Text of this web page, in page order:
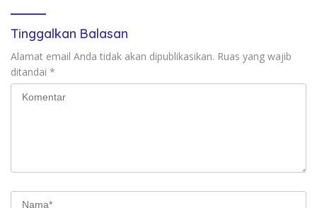
Tinggalkan Balasan
Alamat email Anda tidak akan dipublikasikan. Ruas yang wajib
ditandai *